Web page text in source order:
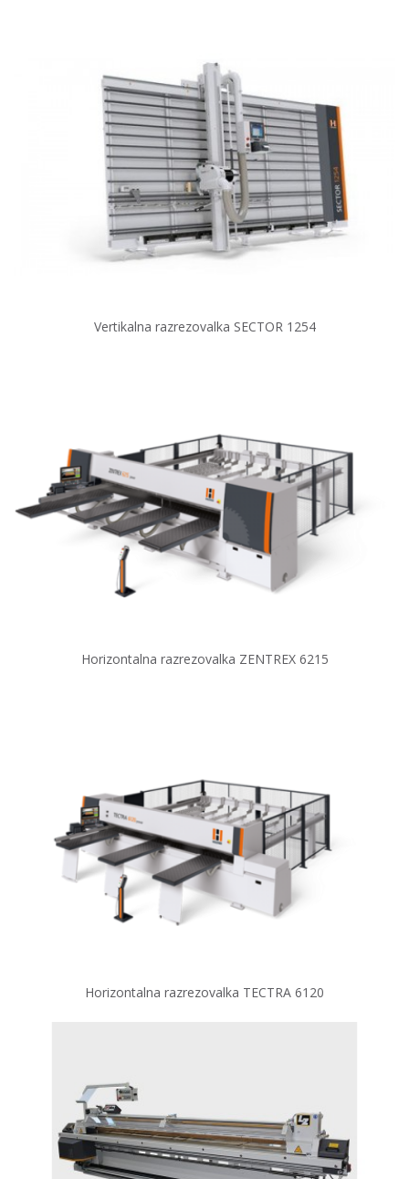
Vertikalna razrezovalka SECTOR 1254
Horizontalna razrezovalka ZENTREX 6215
Horizontalna razrezovalka TECTRA 6120